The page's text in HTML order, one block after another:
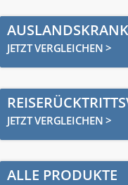
JETZT VERGLEICHEN >
JETZT VERGLEICHEN >
ALLE PRODUKTE